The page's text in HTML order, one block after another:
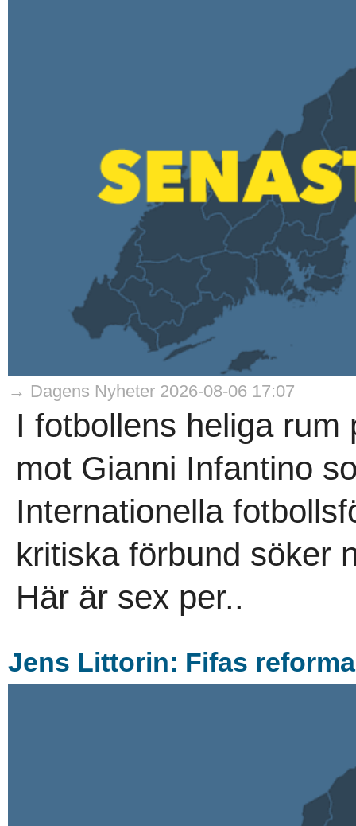
→ Dagens Nyheter 2026-08-06 17:07
I fotbollens heliga
mot Gianni Infantino
Internationella
kritiska förbund söker
Här är sex per..
Jens Littorin: Fifas